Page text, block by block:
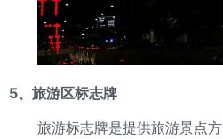
5、旅游区标志牌
旅游标志牌是提供旅游景点